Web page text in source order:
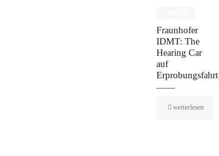
Fraunhofer
IDMT: The
Hearing Car
auf
Erprobungsfahrt
weiterlesen